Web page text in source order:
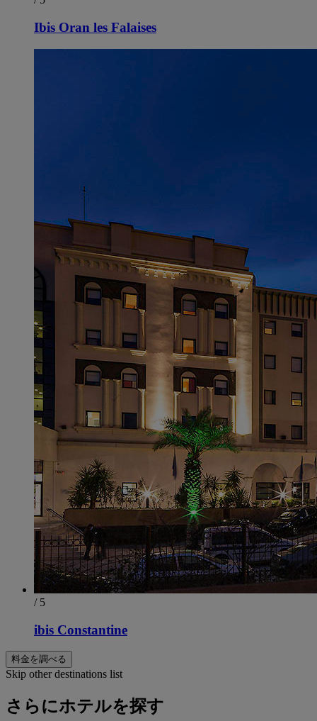
Ibis Oran les Falaises
/ 5
ibis Constantine
料金を調べる
Skip other destinations list
さらにホテルを探す